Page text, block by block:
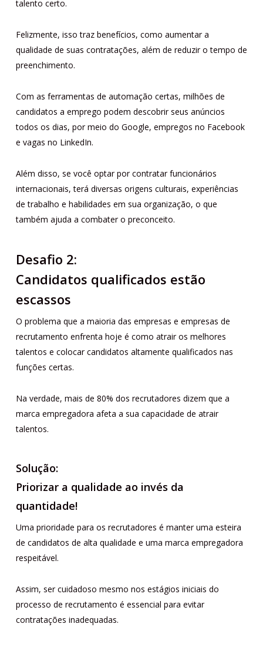
talento certo.
Felizmente, isso traz benefícios, como aumentar a
qualidade de suas contratações, além de reduzir o tempo de
preenchimento.
Com as ferramentas de automação certas, milhões de
candidatos a emprego podem descobrir seus anúncios
todos os dias, por meio do Google, empregos no Facebook
e vagas no LinkedIn.
Além disso, se você optar por contratar funcionários
internacionais, terá diversas origens culturais, experiências
de trabalho e habilidades em sua organização, o que
também ajuda a combater o preconceito.
Desafio 2:
Candidatos qualificados estão
escassos
O problema que a maioria das empresas e empresas de
recrutamento enfrenta hoje é como atrair os melhores
talentos e colocar candidatos altamente qualificados nas
funções certas.
Na verdade, mais de 80% dos recrutadores dizem que a
marca empregadora afeta a sua capacidade de atrair
talentos.
Solução:
Priorizar a qualidade ao invés da
quantidade!
Uma prioridade para os recrutadores é manter uma esteira
de candidatos de alta qualidade e uma marca empregadora
respeitável.
Assim, ser cuidadoso mesmo nos estágios iniciais do
processo de recrutamento é essencial para evitar
contratações inadequadas.